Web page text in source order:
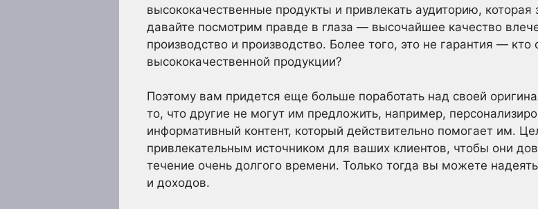
высококачественные продукты и привлекать аудиторию, которая
давайте посмотрим правде в глаза — высочайшее качество
производство и производство. Более того, это не гарантия —
высококачественной продукции?
Поэтому вам придется еще больше поработать над своей
то, что другие не могут им предложить, например,
информативный контент, который действительно помогает им.
привлекательным источником для ваших клиентов, чтобы они
течение очень долгого времени. Только тогда вы можете
и доходов.